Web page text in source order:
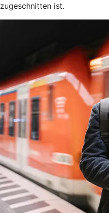
zugeschnitten ist.